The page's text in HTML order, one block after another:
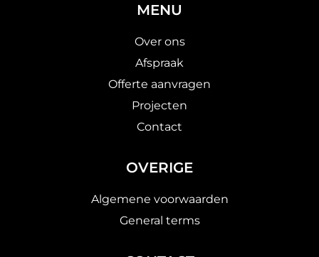
MENU
Over ons
Afspraak
Offerte aanvragen
Projecten
Contact
OVERIGE
Algemene voorwaarden
General terms